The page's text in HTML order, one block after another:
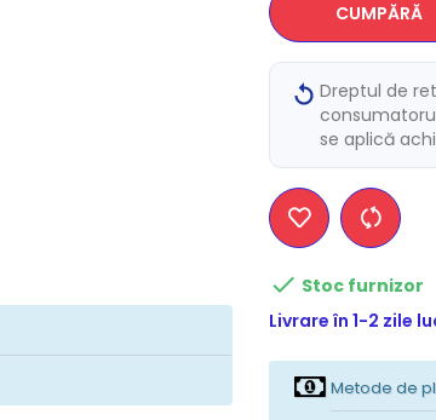
CUMPĂRĂ
Dreptul de
se aplică
 Stoc furnizor
Livrare în 1-2 zile
Metode de